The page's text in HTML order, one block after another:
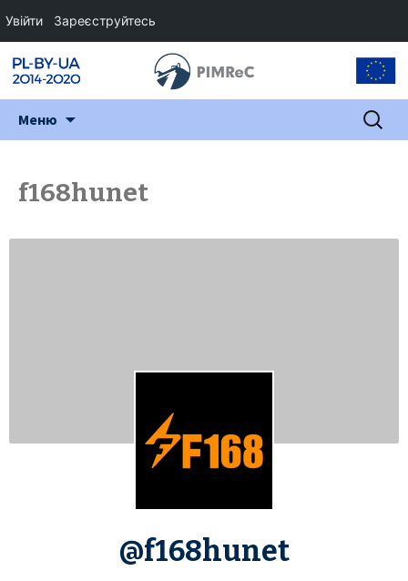
Меню Пошук:
f168hunet
@f168hunet
Увійти Зареєструйтесь